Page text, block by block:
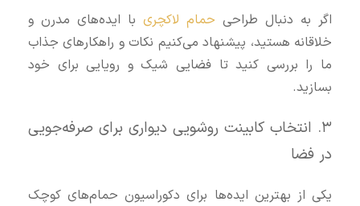
اگر به دنبال طراحی حمام لاکچری با ایده‌های مدرن و
خلاقانه هستید، پیشنهاد می‌کنیم نکات و راهکارهای جذاب
ما را بررسی کنید تا فضایی شیک و رویایی برای خود
بسازید.
۳. انتخاب کابینت روشویی دیواری برای صرفه‌جویی
در فضا
یکی از بهترین ایده‌ها برای دکوراسیون حمام‌های کوچک